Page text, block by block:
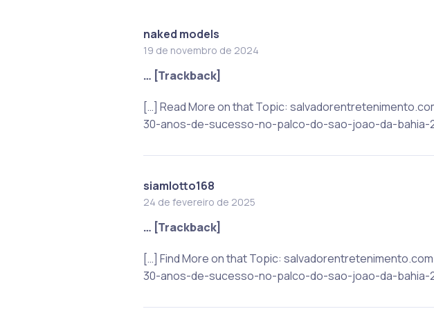
naked models
19 de novembro de 2024
… [Trackback]
[…] Read More on that Topic:
30-anos-de-sucesso-no-palco-do-sao-joao-da-bahia-
siamlotto168
24 de fevereiro de 2025
… [Trackback]
[…] Find More on that Topic:
30-anos-de-sucesso-no-palco-do-sao-joao-da-bahia-